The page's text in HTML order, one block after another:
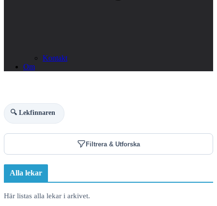
Kontakt
Om
🔍 Lekfinnaren
Filtrera & Utforska
Alla lekar
Här listas alla lekar i arkivet.